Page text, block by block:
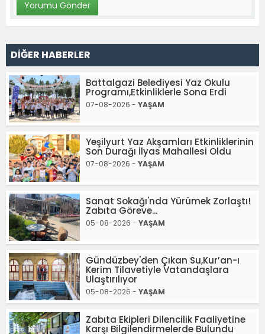
DİĞER HABERLER
Battalgazi Belediyesi Yaz Okulu
Programı,Etkinliklerle Sona Erdi
07-08-2026 - YAŞAM
Yeşilyurt Yaz Akşamları Etkinliklerinin
Son Durağı İlyas Mahallesi Oldu
07-08-2026 - YAŞAM
Sanat Sokağı'nda Yürümek Zorlaştı!
Zabıta Göreve...
05-08-2026 - YAŞAM
Gündüzbey'den Çıkan Su,Kur’an-ı
Kerim Tilavetiyle Vatandaşlara
Ulaştırılıyor
05-08-2026 - YAŞAM
Zabıta Ekipleri Dilencilik Faaliyetine
Karşı Bilgilendirmelerde Bulundu